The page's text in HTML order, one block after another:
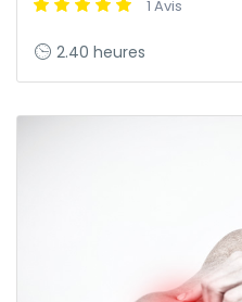
1 Avis
2.40 heures